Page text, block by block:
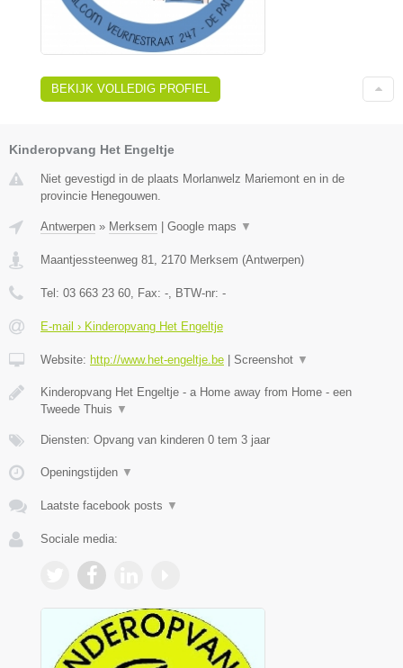
BEKIJK VOLLEDIG PROFIEL
Kinderopvang Het Engeltje
Niet gevestigd in de plaats Morlanwelz Mariemont en in de
provincie Henegouwen.
Antwerpen » Merksem Google maps ▼
Maantjessteenweg 81 2170 Merksem (Antwerpen)
Tel: 03 663 23 60 , Fax: - , BTW-nr: -
E-mail › Kinderopvang Het Engeltje
Website: http://www.het-engeltje.be Screenshot ▼
Kinderopvang Het Engeltje - a Home away from Home - een
Tweede Thuis ▼
Diensten: Opvang van kinderen 0 tem 3 jaar
Openingstijden ▼
Laatste facebook posts ▼
Sociale media: